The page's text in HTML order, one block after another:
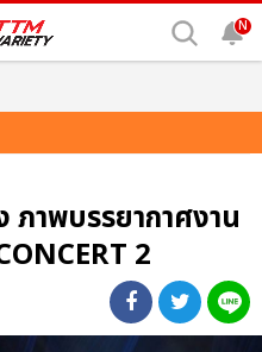
N
ภาพบรรยากาศงาน
2